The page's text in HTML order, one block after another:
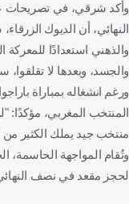
النهائي، أن الديوك
والذهني استعدادًا للمعركة
والجسد، وبعدها لا
ورغم انشغاله بمباراة
المنتخب المغربي، مؤكدًا:
منتخب جيد يملك الكثير من
وتُقام المواجهة الحاسمة،
لحجز مقعد في نصف